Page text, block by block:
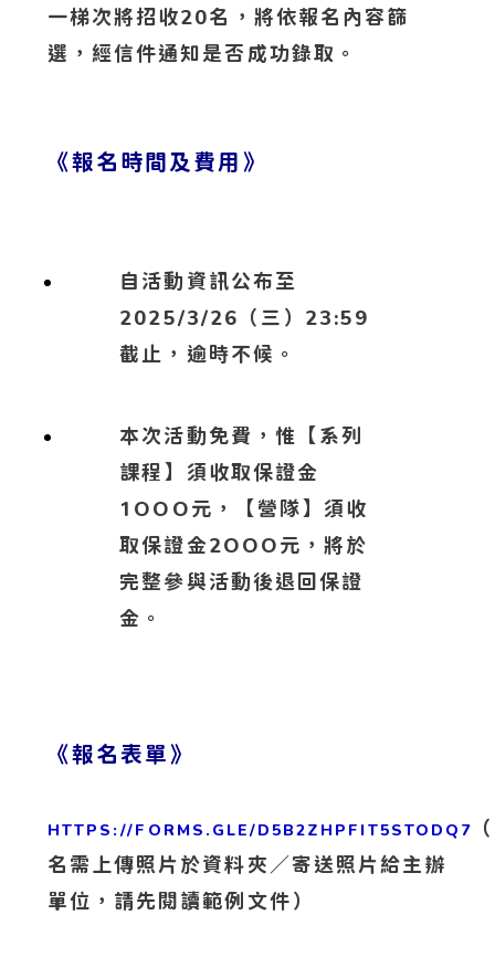
一梯次將招收20名，將依報名內容篩
選，經信件通知是否成功錄取。
《報名時間及費用》
自活動資訊公布至
2025/3/26（三）23:59
截止，逾時不候。
本次活動免費，惟【系列
課程】須收取保證金
1OOO元，【營隊】須收
取保證金2OOO元，將於
完整參與活動後退回保證
金。
《報名表單》
HTTPS://FORMS.GLE/D5B2ZHPFIT5STODQ7
名需上傳照片於資料夾／寄送照片給主辦
單位，請先閱讀範例文件）